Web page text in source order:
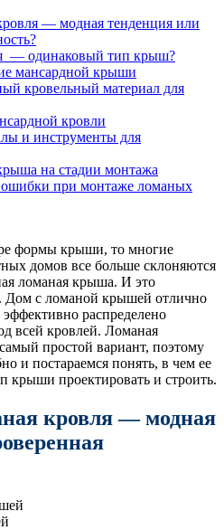
— модная тенденция или
— одинаковый тип крыш?
мансардной крыши
кровельный материал для
кровли
и инструменты для
на стадии монтажа
ошибки при монтаже ломаных
формы крыши, то многие
домов все больше склоняются
ломаная крыша. И это
Дом с ломаной крышей отлично
распределено
всей кровлей. Ломаная
простой вариант, поэтому
и постараемся понять, в чем ее
крыши проектировать и строить.
кровля — модная